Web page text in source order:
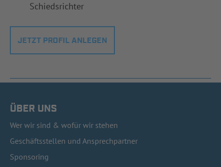
Schiedsrichter
JETZT PROFIL ANLEGEN
ÜBER UNS
Wer wir sind & wofür wir stehen
Geschäftsstellen und Ansprechpartner
Sponsoring